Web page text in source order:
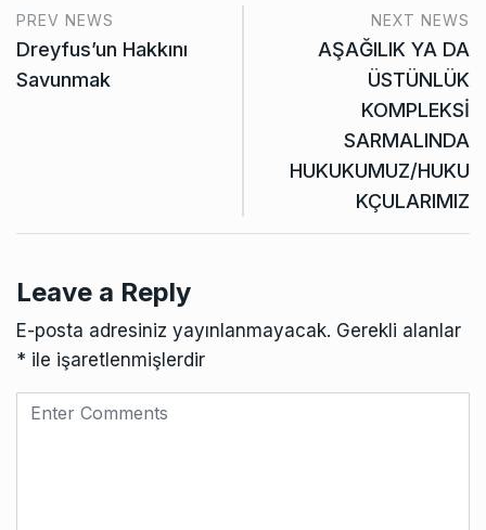
PREV NEWS
Dreyfus’un Hakkını
Savunmak
NEXT NEWS
AŞAĞILIK YA DA
ÜSTÜNLÜK
KOMPLEKSİ
SARMALINDA
HUKUKUMUZ/HUKU
KÇULARIMIZ
Leave a Reply
E-posta adresiniz yayınlanmayacak. Gerekli alanlar
* ile işaretlenmişlerdir